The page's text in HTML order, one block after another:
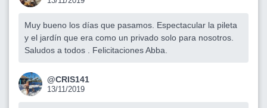
Muy bueno los días que pasamos. Espectacular la pileta
y el jardín que era como un privado solo para nosotros.
Saludos a todos . Felicitaciones Abba.
@CRIS141
13/11/2019